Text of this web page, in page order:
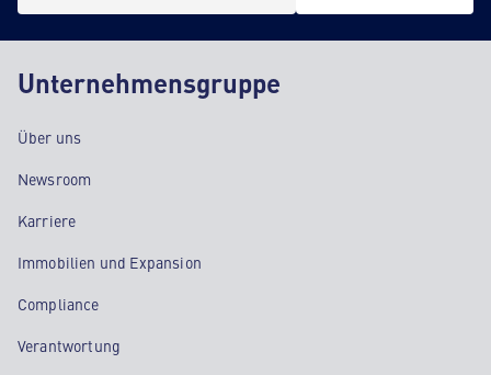
Unternehmensgruppe
Über uns
Newsroom
Karriere
Immobilien und Expansion
Compliance
Verantwortung